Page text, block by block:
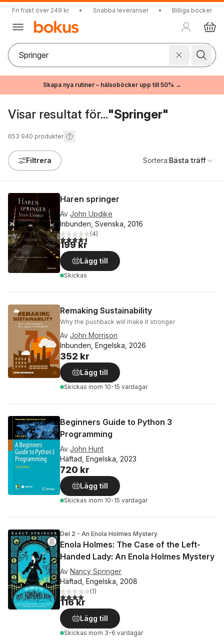
Fri frakt över 249 kr • Snabba leveranser • Billiga böcker
Skapa nya rutiner – hälsoböcker upp till 50% →
Visar resultat för..."Springer"
653 940 produkter
Filtrera Sortera:Bästa träff
Haren springer
Av John Updike
Inbunden, Svenska, 2016
4,5utav 5 stjärnor. Totalt antal röster:
(4)
199 kr
Lägg till
Skickas
Remaking Sustainability
Why the pushback will make it stronger
Av John Morrison
Inbunden, Engelska, 2026
352 kr
Lägg till
Skickas inom 10-15 vardagar
Beginners Guide to Python 3
Programming
Av John Hunt
Häftad, Engelska, 2023
720 kr
Lägg till
Skickas inom 10-15 vardagar
Del 2 - An Enola Holmes Mystery
Enola Holmes: The Case of the Left-
Handed Lady: An Enola Holmes Mystery
Av Nancy Springer
Häftad, Engelska, 2008
4,0utav 5 stjärnor. Totalt antal röster:
(1)
116 kr
Lägg till
Skickas inom 3-6 vardagar